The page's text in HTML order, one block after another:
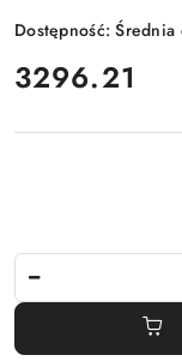
Dostępność:Średnia
cena:
3296.21